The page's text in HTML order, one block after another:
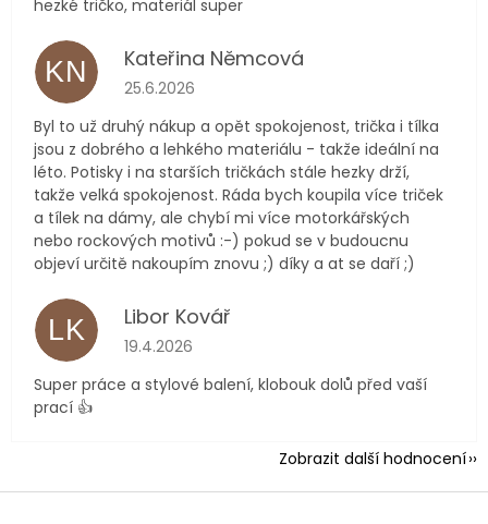
hezké tričko, materiál super
KN Kateřina Němcová
Hodnocení obchodu je 5 z 5 hvězdiček.
25.6.2026
Byl to už druhý nákup a opět spokojenost, trička i tílka
jsou z dobrého a lehkého materiálu - takže ideální na
léto. Potisky i na starších tričkách stále hezky drží,
takže velká spokojenost. Ráda bych koupila více triček
a tílek na dámy, ale chybí mi více motorkářských
nebo rockových motivů :-) pokud se v budoucnu
objeví určitě nakoupím znovu ;) díky a at se daří ;)
LK Libor Kovář
Hodnocení obchodu je 5 z 5 hvězdiček.
19.4.2026
Super práce a stylové balení, klobouk dolů před vaší
prací 👍
Zobrazit další hodnocení
Z